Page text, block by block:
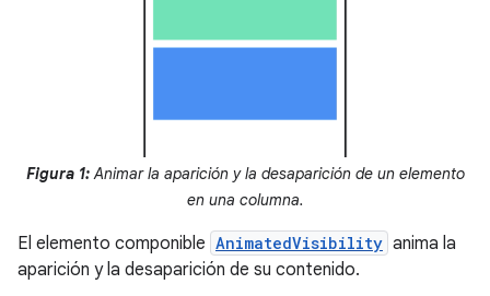
Figura 1:Animar la aparición y la desaparición de un elemento
en una columna.
El elemento componible AnimatedVisibility anima la
aparición y la desaparición de su contenido.